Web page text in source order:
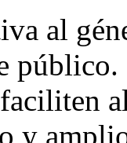
al
y